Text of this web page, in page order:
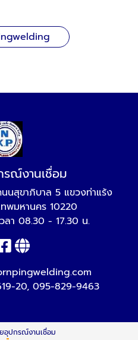
รณ์งานเชื่อม
สุขาภิบาล 5 แขวงท่าแร้ง
ทพมหานคร 10220
ลา 08.30 - 17.30 น.
20, 095-829-9463
อุปกรณ์งานเชื่อม